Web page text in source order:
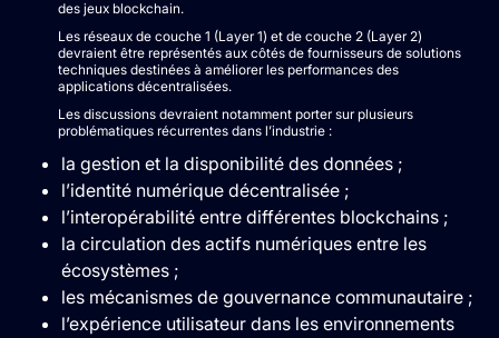
des jeux blockchain.
Les réseaux de couche 1 (Layer 1) et de couche 2 (Layer 2)
devraient être représentés aux côtés de fournisseurs de solutions
techniques destinées à améliorer les performances des
applications décentralisées.
Les discussions devraient notamment porter sur plusieurs
problématiques récurrentes dans l’industrie :
la gestion et la disponibilité des données ;
l’identité numérique décentralisée ;
l’interopérabilité entre différentes blockchains ;
la circulation des actifs numériques entre les
écosystèmes ;
les mécanismes de gouvernance communautaire ;
l’expérience utilisateur dans les environnements